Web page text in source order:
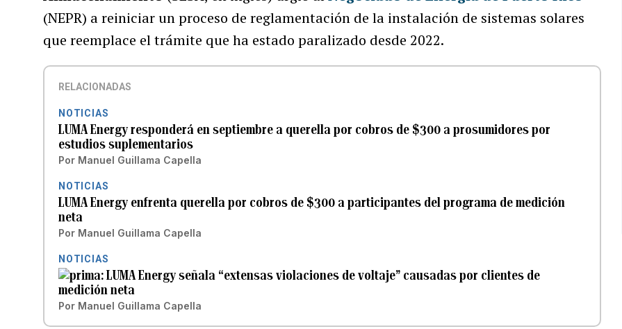
(NEPR) a reiniciar un proceso de reglamentación de la instalación de sistemas solares
que reemplace el trámite que ha estado paralizado desde 2022.
RELACIONADAS
NOTICIAS
LUMA Energy responderá en septiembre a querella por cobros de $300 a prosumidores por
estudios suplementarios
Por Manuel Guillama Capella
NOTICIAS
LUMA Energy enfrenta querella por cobros de $300 a participantes del programa de medición
neta
Por Manuel Guillama Capella
NOTICIAS
LUMA Energy señala “extensas violaciones de voltaje” causadas por clientes de
medición neta
Por Manuel Guillama Capella